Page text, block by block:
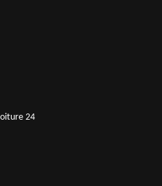
24